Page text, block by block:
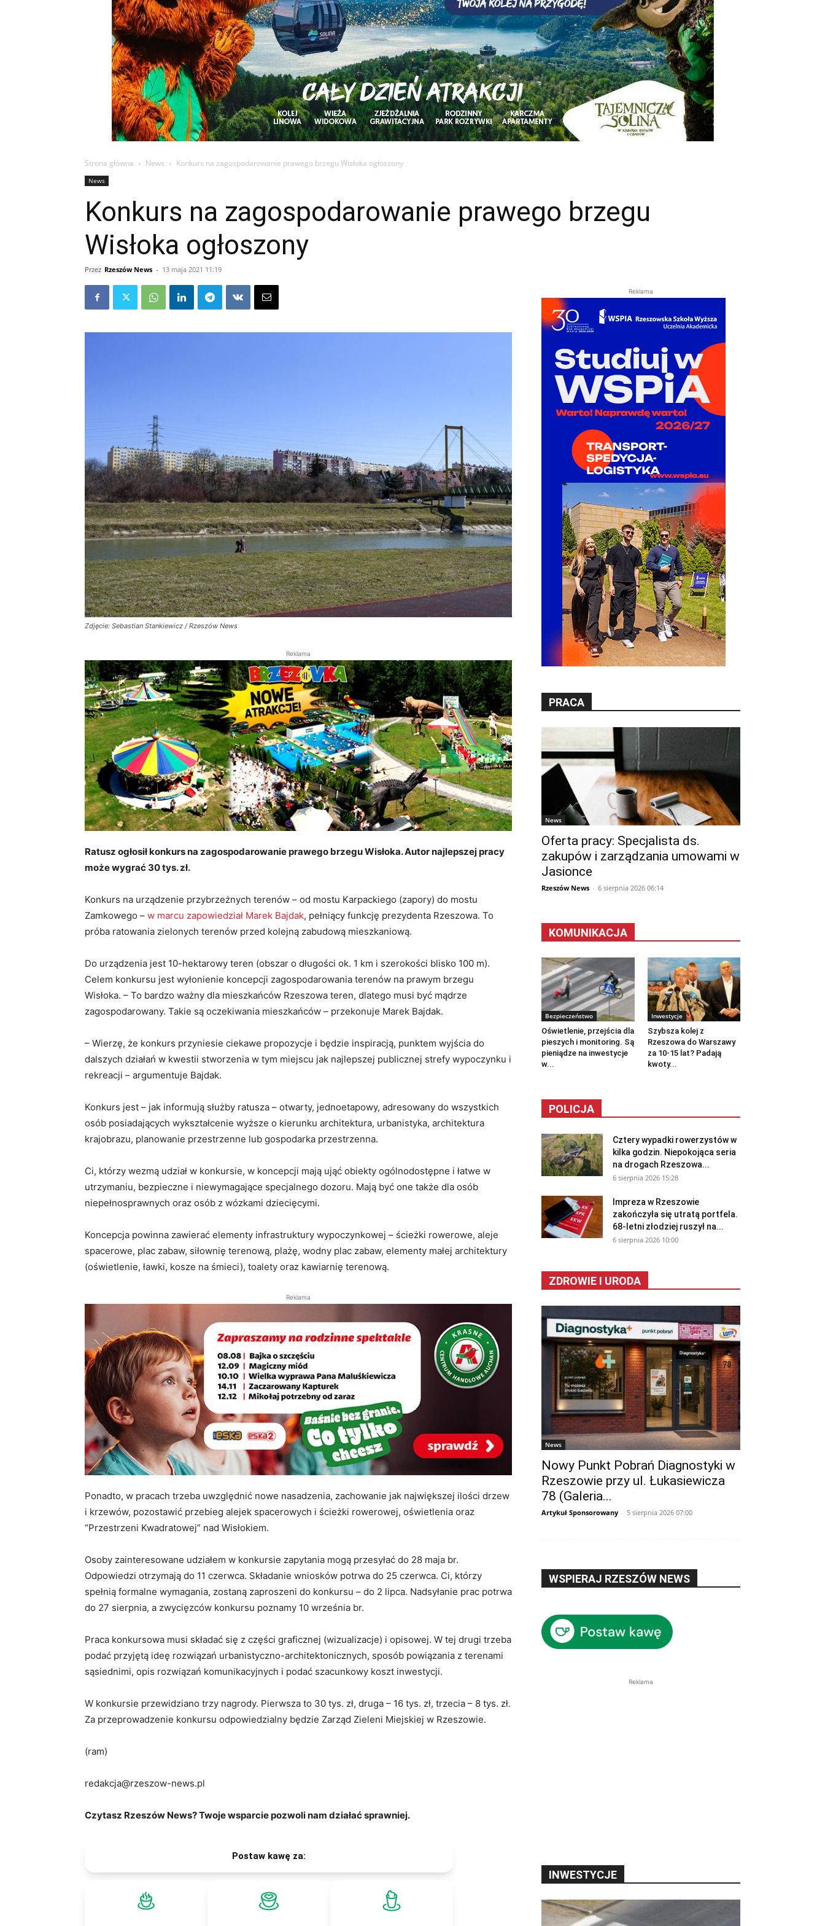
Strona główna News Konkurs na zagospodarowanie prawego brzegu Wisłoka ogłoszony
News
Konkurs na zagospodarowanie prawego brzegu
Wisłoka ogłoszony
Przez Rzeszów News - 13 maja 2021 11:19
Zdjęcie: Sebastian Stankiewicz / Rzeszów News
Reklama
Ratusz ogłosił konkurs na zagospodarowanie prawego brzegu Wisłoka. Autor najlepszej pracy
może wygrać 30 tys. zł.
Konkurs na urządzenie przybrzeżnych terenów – od mostu Karpackiego (zapory) do mostu
Zamkowego – w marcu zapowiedział Marek Bajdak, pełniący funkcję prezydenta Rzeszowa. To
próba ratowania zielonych terenów przed kolejną zabudową mieszkaniową.
Do urządzenia jest 10-hektarowy teren (obszar o długości ok. 1 km i szerokości blisko 100 m).
Celem konkursu jest wyłonienie koncepcji zagospodarowania terenów na prawym brzegu
Wisłoka. – To bardzo ważny dla mieszkańców Rzeszowa teren, dlatego musi być mądrze
zagospodarowany. Takie są oczekiwania mieszkańców – przekonuje Marek Bajdak.
– Wierzę, że konkurs przyniesie ciekawe propozycje i będzie inspiracją, punktem wyjścia do
dalszych działań w kwestii stworzenia w tym miejscu jak najlepszej publicznej strefy wypoczynku i
rekreacji – argumentuje Bajdak.
Konkurs jest – jak informują służby ratusza – otwarty, jednoetapowy, adresowany do wszystkich
osób posiadających wykształcenie wyższe o kierunku architektura, urbanistyka, architektura
krajobrazu, planowanie przestrzenne lub gospodarka przestrzenna.
Ci, którzy wezmą udział w konkursie, w koncepcji mają ująć obiekty ogólnodostępne i łatwe w
utrzymaniu, bezpieczne i niewymagające specjalnego dozoru. Mają być one także dla osób
niepełnosprawnych oraz osób z wózkami dziecięcymi.
Koncepcja powinna zawierać elementy infrastruktury wypoczynkowej – ścieżki rowerowe, aleje
spacerowe, plac zabaw, siłownię terenową, plażę, wodny plac zabaw, elementy małej architektury
(oświetlenie, ławki, kosze na śmieci), toalety oraz kawiarnię terenową.
Reklama
Ponadto, w pracach trzeba uwzględnić nowe nasadzenia, zachowanie jak największej ilości drzew
i krzewów, pozostawić przebieg alejek spacerowych i ścieżki rowerowej, oświetlenia oraz
“Przestrzeni Kwadratowej” nad Wisłokiem.
Osoby zainteresowane udziałem w konkursie zapytania mogą przesyłać do 28 maja br.
Odpowiedzi otrzymają do 11 czerwca. Składanie wniosków potrwa do 25 czerwca. Ci, którzy
spełnią formalne wymagania, zostaną zaproszeni do konkursu – do 2 lipca. Nadsyłanie prac potrwa
do 27 sierpnia, a zwycięzców konkursu poznamy 10 września br.
Praca konkursowa musi składać się z części graficznej (wizualizacje) i opisowej. W tej drugi trzeba
podać przyjętą ideę rozwiązań urbanistyczno-architektonicznych, sposób powiązania z terenami
sąsiednimi, opis rozwiązań komunikacyjnych i podać szacunkowy koszt inwestycji.
W konkursie przewidziano trzy nagrody. Pierwsza to 30 tys. zł, druga – 16 tys. zł, trzecia – 8 tys. zł.
Za przeprowadzenie konkursu odpowiedzialny będzie Zarząd Zieleni Miejskiej w Rzeszowie.
(ram)
redakcja@rzeszow-news.pl
Czytasz Rzeszów News? Twoje wsparcie pozwoli nam działać sprawniej.
Postaw kawę za:
Reklama
PRACA
News
Oferta pracy: Specjalista ds.
zakupów i zarządzania umowami w
Jasionce
Rzeszów News - 6 sierpnia 2026 06:14
KOMUNIKACJA
Bezpieczeństwo
Oświetlenie, przejścia dla
pieszych i monitoring. Są
pieniądze na inwestycje
w...
Inwestycje
Szybsza kolej z
Rzeszowa do Warszawy
za 10-15 lat? Padają
kwoty...
POLICJA
Cztery wypadki rowerzystów w
kilka godzin. Niepokojąca seria
na drogach Rzeszowa...
6 sierpnia 2026 15:28
Impreza w Rzeszowie
zakończyła się utratą portfela.
68-letni złodziej ruszył na...
6 sierpnia 2026 10:00
ZDROWIE I URODA
News
Nowy Punkt Pobrań Diagnostyki w
Rzeszowie przy ul. Łukasiewicza
78 (Galeria...
Artykuł Sponsorowany - 5 sierpnia 2026 07:00
WSPIERAJ RZESZÓW NEWS
Reklama
INWESTYCJE